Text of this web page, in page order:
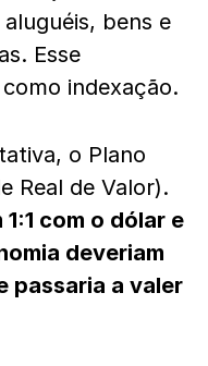
bens e
Esse
indexação.
o Plano
Real de Valor).
com o dólar e
deveriam
passaria a valer